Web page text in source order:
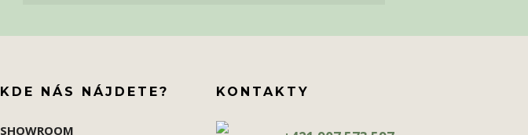
KDE NÁS NÁJDETE?
SHOWROOM
KONTAKTY